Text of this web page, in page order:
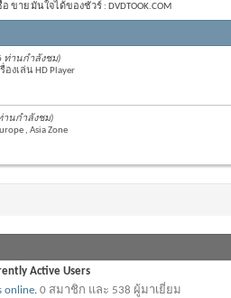
ขาย มั่นใจได้ของชัวร์ : DVDTOOK.COM
ท่านกำลังชม)
องเล่น HD Player
านกำลังชม)
, Asia Zone
Active Users
online. 0 สมาชิก และ 538 ผู้มาเยี่ยม